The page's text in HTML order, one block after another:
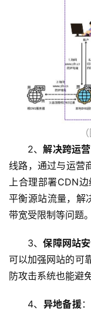
2、解决跨运
线路，通过与运营
上合理部署CDN边
平衡源站流量，解
带宽受限制等问题。
3、保障网站
可以加强网站的可
防攻击系统也能避
4、 异地备援